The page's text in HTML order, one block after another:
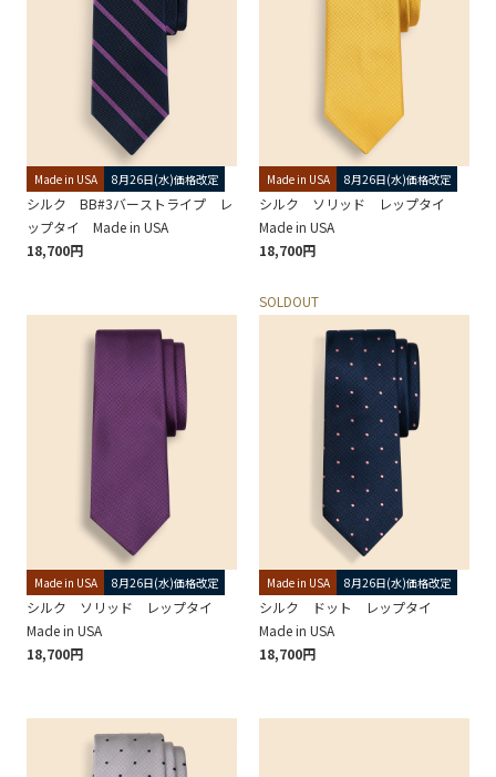
Made in USA 8月26日(水)価格改定
シルク BB#3バーストライプ レ
ップタイ Made in USA
18,700円
Made in USA 8月26日(水)価格改定
シルク ソリッド レップタイ
Made in USA
18,700円
Made in USA 8月26日(水)価格改定
シルク ソリッド レップタイ
Made in USA
18,700円
SOLDOUT
Made in USA 8月26日(水)価格改定
シルク ドット レップタイ
Made in USA
18,700円